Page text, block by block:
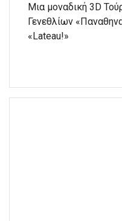
Μια μοναδική 3D
Γενεθλίων
«Lateau!»